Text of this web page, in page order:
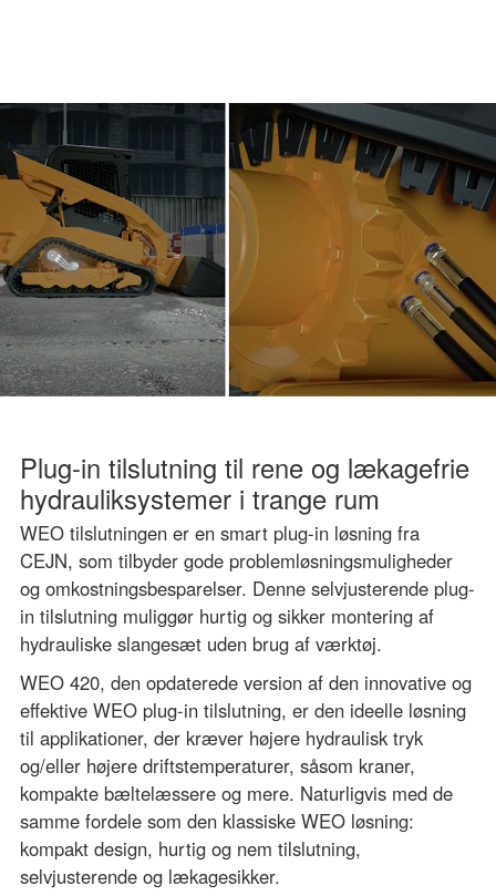
Plug-in tilslutning til rene og lækagefrie
hydrauliksystemer i trange rum
WEO tilslutningen er en smart plug-in løsning fra
CEJN, som tilbyder gode problemløsningsmuligheder
og omkostningsbesparelser. Denne selvjusterende plug-
in tilslutning muliggør hurtig og sikker montering af
hydrauliske slangesæt uden brug af værktøj.
WEO 420, den opdaterede version af den innovative og
effektive WEO plug-in tilslutning, er den ideelle løsning
til applikationer, der kræver højere hydraulisk tryk
og/eller højere driftstemperaturer, såsom kraner,
kompakte bæltelæssere og mere. Naturligvis med de
samme fordele som den klassiske WEO løsning:
kompakt design, hurtig og nem tilslutning,
selvjusterende og lækagesikker.